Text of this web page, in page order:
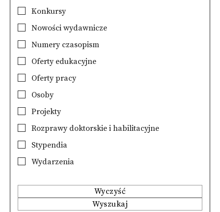
Konkursy
Nowości wydawnicze
Numery czasopism
Oferty edukacyjne
Oferty pracy
Osoby
Projekty
Rozprawy doktorskie i habilitacyjne
Stypendia
Wydarzenia
Wyczyść
Wyszukaj